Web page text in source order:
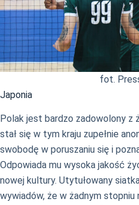
fot.
Japonia
Polak jest bardzo zadowolony z
stał się w tym kraju zupełnie
swobodę w poruszaniu się i
Odpowiada mu wysoka jakość
nowej kultury. Utytułowany
wywiadów, że w żadnym stopniu